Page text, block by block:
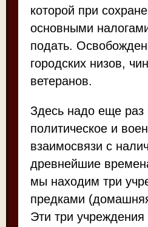
которой при
основными
подать.
городских низов,
ветеранов.
Здесь надо еще раз
политическое и
взаимосвязи с
древнейшие
мы находим три
предками
Эти три